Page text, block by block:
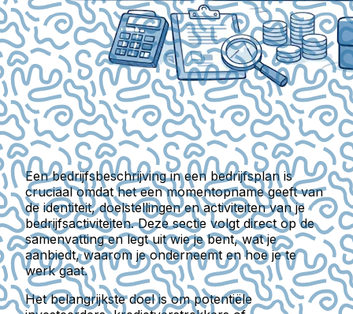
Een bedrijfsbeschrijving in een bedrijfsplan is
cruciaal omdat het een momentopname geeft van
de identiteit, doelstellingen en activiteiten van je
bedrijfsactiviteiten. Deze sectie volgt direct op de
samenvatting en legt uit wie je bent, wat je
aanbiedt, waarom je onderneemt en hoe je te
werk gaat.
Het belangrijkste doel is om potentiële